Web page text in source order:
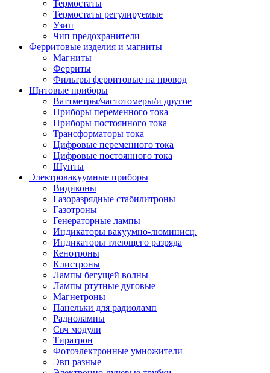
Термостаты
Термостаты регулируемые
Узип
Чип предохранители
Ферритовые изделия и магниты
Магниты
Ферриты
Фильтры ферритовые на провод
Щитовые приборы
Ваттметры/частотомеры/и другое
Приборы переменного тока
Приборы постоянного тока
Трансформаторы тока
Цифровые переменного тока
Цифровые постоянного тока
Шунты
Электровакуумные приборы
Видиконы
Газоразрядные стабилитроны
Газотроны
Генераторные лампы
Индикаторы вакуумно-люминисц.
Индикаторы тлеющего разряда
Кенотроны
Клистроны
Лампы бегущей волны
Лампы ртутные дуговые
Магнетроны
Панельки для радиоламп
Радиолампы
Свч модули
Тиратрон
Фотоэлектронные умножители
Эвп разные